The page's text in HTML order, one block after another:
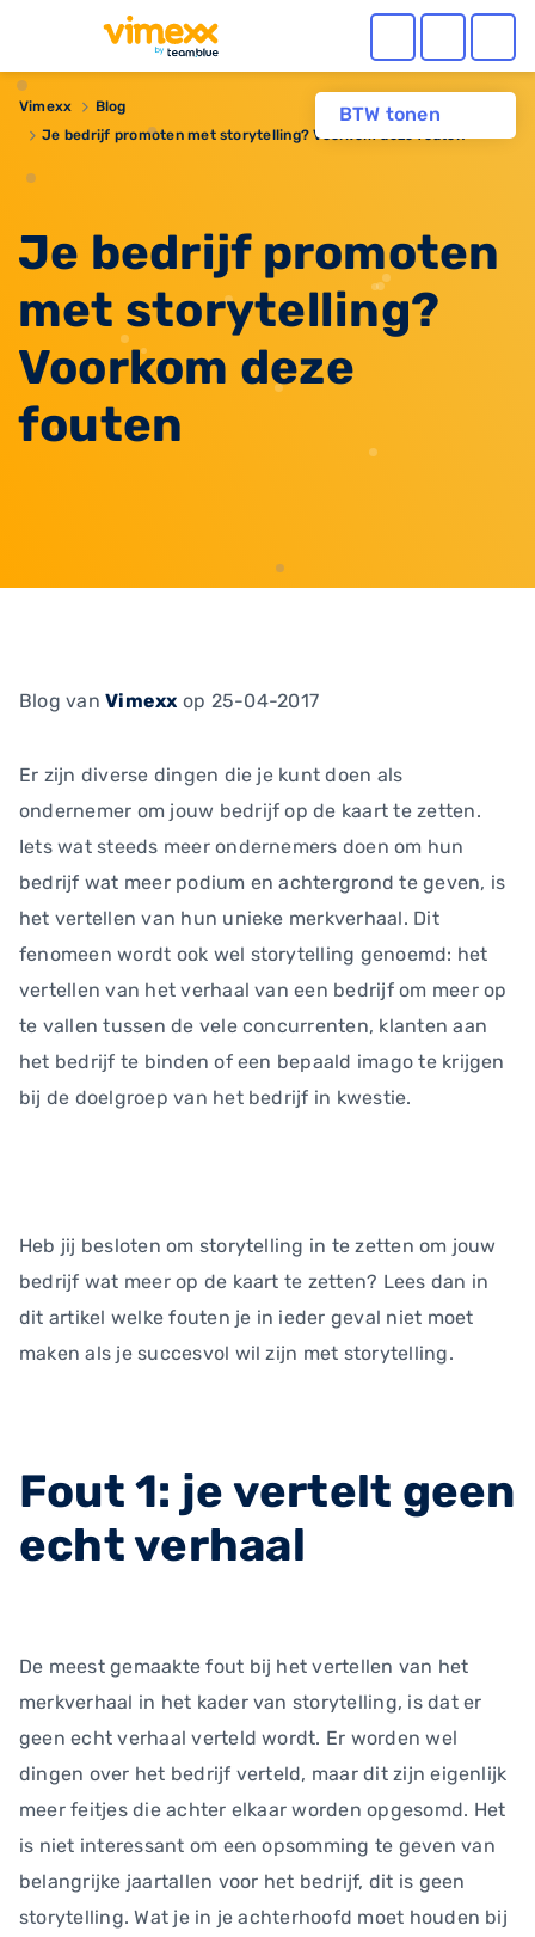
BTW tonen
Vimexx
Blog
Je bedrijf promoten met storytelling? Voorkom deze fouten
Je bedrijf promoten
met storytelling?
Voorkom deze
fouten
Blog vanVimexx op 25-04-2017
Er zijn diverse dingen die je kunt doen als
ondernemer om jouw bedrijf op de kaart te zetten.
Iets wat steeds meer ondernemers doen om hun
bedrijf wat meer podium en achtergrond te geven, is
het vertellen van hun unieke merkverhaal. Dit
fenomeen wordt ook wel storytelling genoemd: het
vertellen van het verhaal van een bedrijf om meer op
te vallen tussen de vele concurrenten, klanten aan
het bedrijf te binden of een bepaald imago te krijgen
bij de doelgroep van het bedrijf in kwestie.
Heb jij besloten om storytelling in te zetten om jouw
bedrijf wat meer op de kaart te zetten? Lees dan in
dit artikel welke fouten je in ieder geval niet moet
maken als je succesvol wil zijn met storytelling.
Fout 1: je vertelt geen
echt verhaal
De meest gemaakte fout bij het vertellen van het
merkverhaal in het kader van storytelling, is dat er
geen echt verhaal verteld wordt. Er worden wel
dingen over het bedrijf verteld, maar dit zijn eigenlijk
meer feitjes die achter elkaar worden opgesomd. Het
is niet interessant om een opsomming te geven van
belangrijke jaartallen voor het bedrijf, dit is geen
storytelling. Wat je in je achterhoofd moet houden bij